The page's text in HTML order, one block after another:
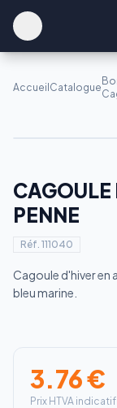
Accueil Catalogue
CAGOULE
PENNE
Réf. 111040
Cagoule d'hiver en
bleu marine.
3.76€
Prix HTVA indicatif